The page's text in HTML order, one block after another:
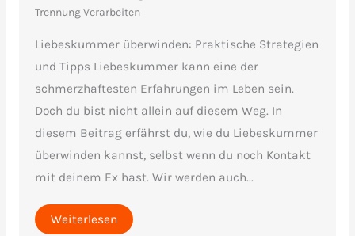
Trennung Verarbeiten
Liebeskummer überwinden: Praktische Strategien
und Tipps Liebeskummer kann eine der
schmerzhaftesten Erfahrungen im Leben sein.
Doch du bist nicht allein auf diesem Weg. In
diesem Beitrag erfährst du, wie du Liebeskummer
überwinden kannst, selbst wenn du noch Kontakt
mit deinem Ex hast. Wir werden auch...
Weiterlesen